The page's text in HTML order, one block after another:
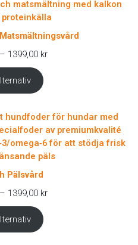
– 1399,00 krPrisintervall:
Pälsvård
– 1399,00 krPrisintervall: